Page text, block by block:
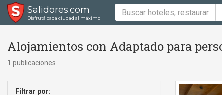
Salidores.com
Disfrutá cada ciudad al máximo
Alojamientos con Adaptado para
1 publicaciones
Filtrar por: